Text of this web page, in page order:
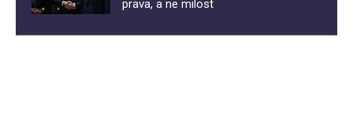
prava, a ne milost